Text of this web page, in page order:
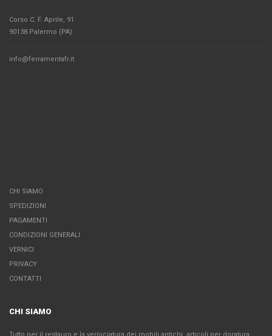
Corso C. F. Aprile, 91
90138 Palermo (PA)
info@ferramentafr.it
CHI SIAMO
SPEDIZIONI
PAGAMENTI
CONDIZIONI GENERALI
VERNICI
PRIVACY
CONTATTI
CHI SIAMO